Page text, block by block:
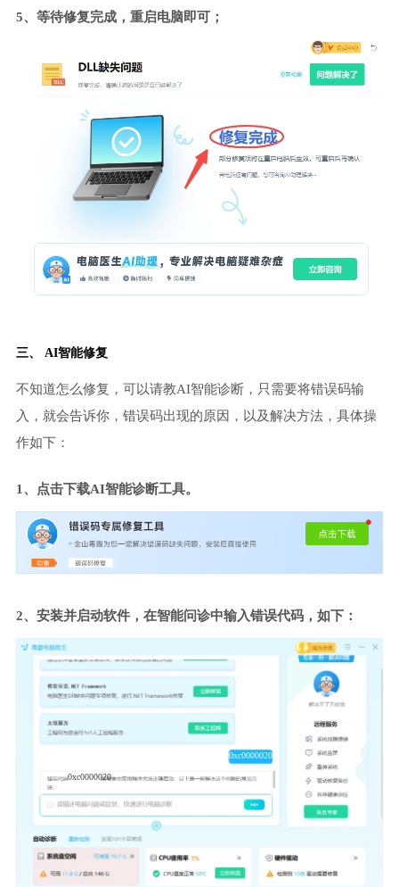
5、等待修复完成，重启电脑即可；
三、 AI智能修复
不知道怎么修复，可以请教AI智能诊断，只需要将错误码输
入，就会告诉你，错误码出现的原因，以及解决方法，具体操
作如下：
1、点击下载AI智能诊断工具。
2、安装并启动软件，在智能问诊中输入错误代码，如下：
0xc0000020
0xc0000020